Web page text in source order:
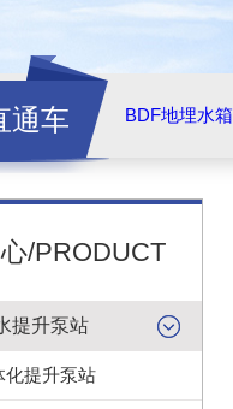
通车 BDF地埋水箱
/PRODUCT
提升泵站
化提升泵站